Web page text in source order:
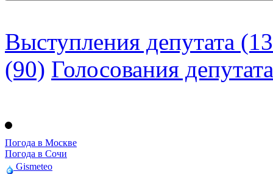
Выступления депутата
(90) Голосования депутата
Погода в Москве
Погода в Сочи
Gismeteo